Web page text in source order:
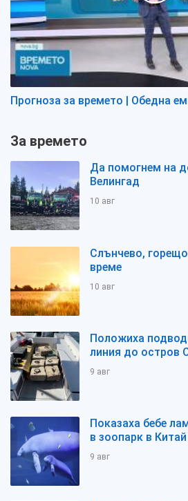
Прогноза за времето | Обедна
За времето
Да помогнем на
Велингад
10 авг
Слънчево,
време
10 авг
Положиха
линия до остров
9 авг
Показаха бебе
в зоопарк в Китай
9 авг